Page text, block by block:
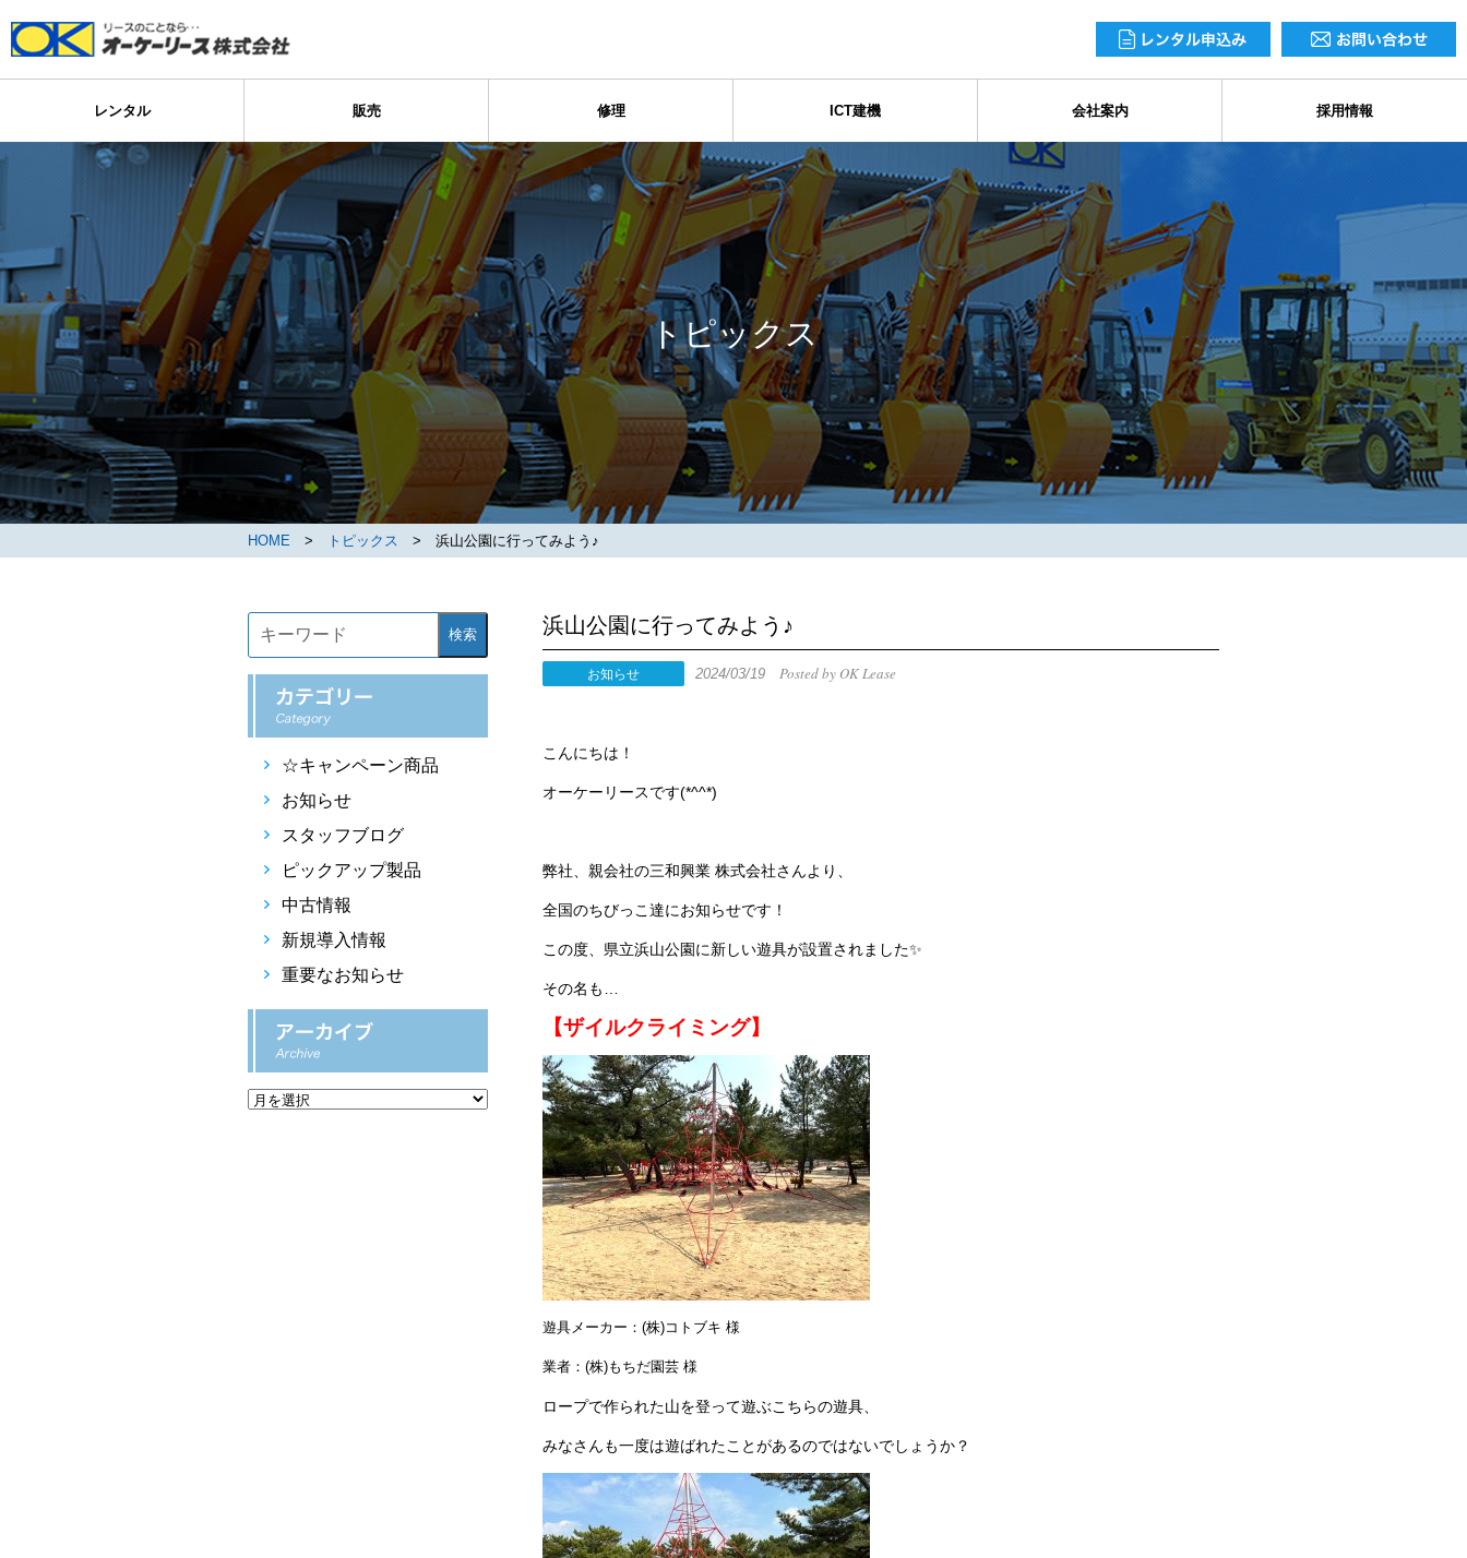
レンタル 販売 修理 ICT建機 会社案内 採用情報
トピックス
HOME > トピックス > 浜山公園に行ってみよう♪
浜山公園に行ってみよう♪
お知らせ 2024/03/19 Posted by OK Lease
こんにちは！
オーケーリースです(*^^*)
弊社、親会社の三和興業 株式会社さんより、
全国のちびっこ達にお知らせです！
この度、県立浜山公園に新しい遊具が設置されました✨
その名も…
【ザイルクライミング】
遊具メーカー： (株)コトブキ 様
業者： (株)もちだ園芸 様
ロープで作られた山を登って遊ぶこちらの遊具、
みなさんも一度は遊ばれたことがあるのではないでしょうか？
検索
☆キャンペーン商品
お知らせ
スタッフブログ
ピックアップ製品
中古情報
新規導入情報
重要なお知らせ